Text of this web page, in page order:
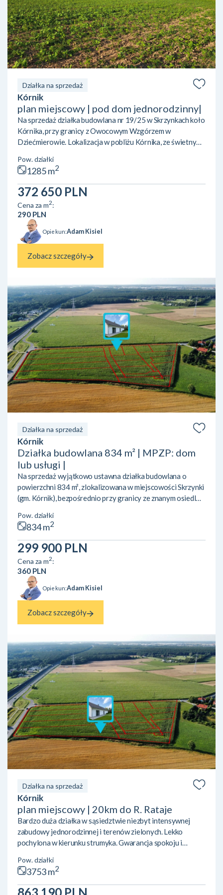
Działka na sprzedaż
Kórnik
plan miejscowy | pod dom jednorodzinny|
Na sprzedaż działka budowlana nr 19/25 w Skrzynkach koło
Kórnika, przy granicy z Owocowym Wzgórzem w
Dziećmierowie. Lokalizacja w pobliżu Kórnika, ze świetnym
kilka jezior (Skrzyneckie Małe i Duże, Kórnickie) oraz tereny
zielone. Działka położona jest na terenie objętym mpzp, z
przeznaczeniem pod zabudowę mieszkaniową
jednorodzinną. poniżej fragment planu: jeden budynek
mieszkalny jednorodzinny (zabudowa wolnostojąca)
dodatkowo budynek po...
Pow. działki
1285 m2
372 650 PLN
Cena za m2:
290 PLN
Opiekun:Adam Kisiel
Zobacz szczegóły
Działka na sprzedaż
Kórnik
Działka budowlana 834 m² | MPZP: dom
lub usługi |
Na sprzedaż wyjątkowo ustawna działka budowlana o
powierzchni 834 m², zlokalizowana w miejscowości Skrzynki
(gm. Kórnik), bezpośrednio przy granicy ze znanym osiedlem
zarówno pod budowę wymarzonego domu, jak i pod
inwestycję lub prowadzenie działalności gospodarczej.
LOKALIZACJA I OTOCZENIE:• Świetny dojazd do
Poznania oraz Kórnika dzięki bezpośredniemu sąsiedztwu
trasy S11.• Bliskość natury i rekreacji – w sąsiedztwie
tereny zielone ora...
Pow. działki
834 m2
299 900 PLN
Cena za m2:
360 PLN
Opiekun:Adam Kisiel
Zobacz szczegóły
Działka na sprzedaż
Kórnik
plan miejscowy | 20km do R. Rataje
Bardzo duża działka w sąsiedztwie niezbyt intensywnej
zabudowy jednorodzinnej i terenów zielonych. Lekko
pochylona w kierunku strumyka. Gwarancja spokoju i
koło Kórnika, przy granicy z Owocowym Wzgórzem w
Dziećmierowie. Lokalizacja w pobliżu Kórnika, ze świetnym
dojazdem do Poznania dzięki sąsiedztwu eski. W pobliżu
Pow. działki
3753 m2